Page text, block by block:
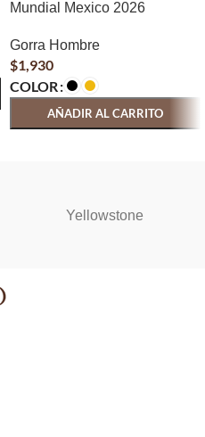
Mundial Mexico 2026
Gorra Hombre
$1,930
COLOR
AÑADIR AL CARRITO
Yellowstone